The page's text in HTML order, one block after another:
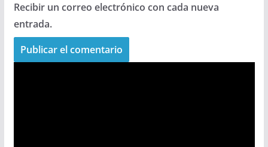
Recibir un correo electrónico con cada nueva
entrada.